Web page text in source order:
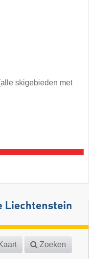
skigebieden met
Liechtenstein
Kaart Zoeken